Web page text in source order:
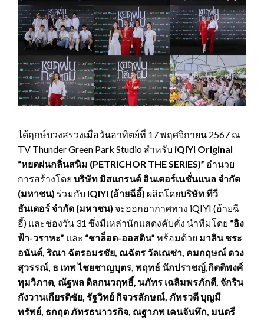
ได้ฤกษ์บวงสรวงเมื่อวันอาทิตย์ที่ 17 พฤศจิกายน 2567 ณ
TV Thunder Green Park Studio สำหรับ iQIYI Original
“หยดฝนกลิ่นสนิม (PETRICHOR THE SERIES)” อำนวย
การสร้างโดย บริษัท มิสแกรนด์ อินเตอร์เนชั่นแนล จำกัด
(มหาชน) ร่วมกับ IQIYI (อ้ายฉีอี้) ผลิตโดยบริษัท ทีวี
ธันเดอร์ จำกัด (มหาชน) จะออกอากาศทาง iQIYI (อ้ายฉี
อี้) และช่องวัน 31 ซึ่งมีเหล่านักแสดงคับคั่ง นำทีมโดย “อิง
ฟ้า-วราหะ” และ “ชาล็อต-ออสติน” พร้อมด้วย มาลิน ชระ
อนันต์, ริณา ฉัตรอมรชัย, ณฉัตร วัลเณซ่า, คมกฤษณ์ ดวง
สุวรรณ์, ธ เทพ ไชยชาญบุตร, พฤทธ์ นักปราชญ์,กิตติพงศ์
ทุมวิภาต, ณัฐพล ดิลกนวฤทธิ์, นภัทร เฉลิมพรภักดี, จักริน
กังวานเกียรติชัย, รัฐวิทย์ กิจวรลักษณ์, ภัทรวดี บุญมี
ทรัพย์, ธกฤต ภัทรธนาวรกิจ, ณฐาภพ เคนจันทึก, มนตรี